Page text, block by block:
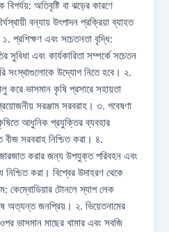
অতিবৃষ্টি বা ঝড়ের কারণে
বন্যায় উৎপাদন প্রক্রিয়া ব্যাহত
প্রশিক্ষণ এবং সচেতনতা বৃদ্ধি:
সুবিধা এবং কার্যকারিতা সম্পর্কে সচেতন
সংস্থাগুলোকে উদ্যোগ নিতে হবে। ২.
করে ভাসমান কৃষি প্রসারে সহায়তা
সরঞ্জাম সরবরাহ। ৩. গবেষণা
আধুনিক প্রযুক্তির ব্যবহার
সরবরাহ নিশ্চিত করা। ৪.
করার জন্য উপযুক্ত পরিবহন এবং
করা। বিশ্বের উদাহরণ থেকে
কেম্বোডিয়ার টোনলে স্যাপ লেক
অত্যন্ত জনপ্রিয়। ২. ভিয়েতনামের
ভাসমান মাছের খামার এবং সবজি